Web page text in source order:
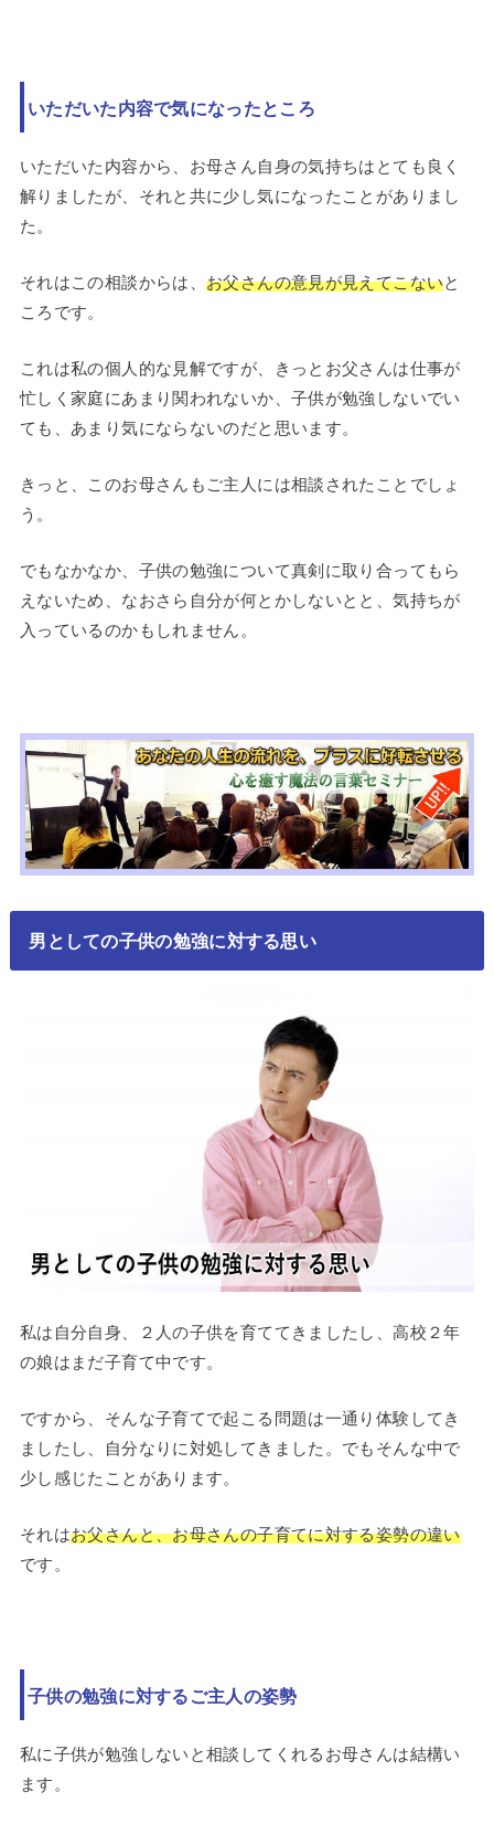
いただいた内容で気になったところ
いただいた内容から、お母さん自身の気持ちはとても良く
解りましたが、それと共に少し気になったことがありまし
た。
それはこの相談からは、お父さんの意見が見えてこないと
ころです。
これは私の個人的な見解ですが、きっとお父さんは仕事が
忙しく家庭にあまり関われないか、子供が勉強しないでい
ても、あまり気にならないのだと思います。
きっと、このお母さんもご主人には相談されたことでしょ
う。
でもなかなか、子供の勉強について真剣に取り合ってもら
えないため、なおさら自分が何とかしないとと、気持ちが
入っているのかもしれません。
男としての子供の勉強に対する思い
私は自分自身、２人の子供を育ててきましたし、高校２年
の娘はまだ子育て中です。
ですから、そんな子育てで起こる問題は一通り体験してき
ましたし、自分なりに対処してきました。でもそんな中で
少し感じたことがあります。
それはお父さんと、お母さんの子育てに対する姿勢の違い
です。
子供の勉強に対するご主人の姿勢
私に子供が勉強しないと相談してくれるお母さんは結構い
ます。